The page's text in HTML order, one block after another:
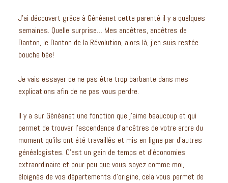
J’ai découvert grâce à Généanet cette parenté il y a quelques
semaines. Quelle surprise… Mes ancêtres, ancêtres de
Danton, le Danton de la Révolution, alors là, j’en suis restée
bouche bée!
Je vais essayer de ne pas être trop barbante dans mes
explications afin de ne pas vous perdre.
Il y a sur Généanet une fonction que j’aime beaucoup et qui
permet de trouver l’ascendance d’ancêtres de votre arbre du
moment qu’ils ont été travaillés et mis en ligne par d’autres
généalogistes. C’est un gain de temps et d’économies
extraordinaire et pour peu que vous soyez comme moi,
éloignés de vos départements d’origine, cela vous permet de